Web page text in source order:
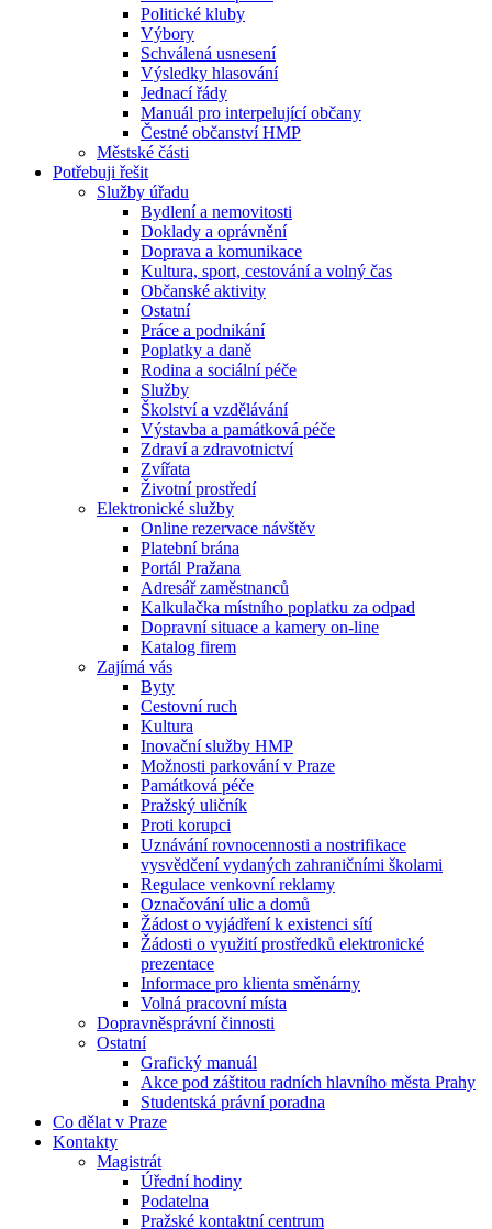
Politické kluby
Výbory
Schválená usnesení
Výsledky hlasování
Jednací řády
Manuál pro interpelující občany
Čestné občanství HMP
Městské části
Potřebuji řešit
Služby úřadu
Bydlení a nemovitosti
Doklady a oprávnění
Doprava a komunikace
Kultura, sport, cestování a volný čas
Občanské aktivity
Ostatní
Práce a podnikání
Poplatky a daně
Rodina a sociální péče
Služby
Školství a vzdělávání
Výstavba a památková péče
Zdraví a zdravotnictví
Zvířata
Životní prostředí
Elektronické služby
Online rezervace návštěv
Platební brána
Portál Pražana
Adresář zaměstnanců
Kalkulačka místního poplatku za odpad
Dopravní situace a kamery on-line
Katalog firem
Zajímá vás
Byty
Cestovní ruch
Kultura
Inovační služby HMP
Možnosti parkování v Praze
Památková péče
Pražský uličník
Proti korupci
Uznávání rovnocennosti a nostrifikace
vysvědčení vydaných zahraničními školami
Regulace venkovní reklamy
Označování ulic a domů
Žádost o vyjádření k existenci sítí
Žádosti o využití prostředků elektronické
prezentace
Informace pro klienta směnárny
Volná pracovní místa
Dopravněsprávní činnosti
Ostatní
Grafický manuál
Akce pod záštitou radních hlavního města Prahy
Studentská právní poradna
Co dělat v Praze
Kontakty
Magistrát
Úřední hodiny
Podatelna
Pražské kontaktní centrum